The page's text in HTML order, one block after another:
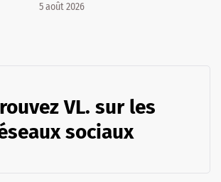
5 août 2026
VL. sur les
sociaux